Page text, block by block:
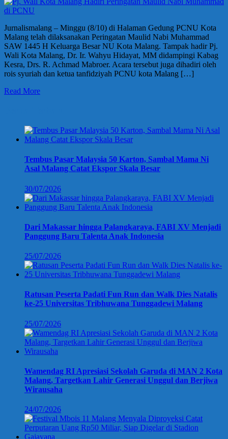
Jurnalismalang – Minggu (8/10) di Halaman Gedung PCNU Kota
Malang telah dilaksanakan Peringatan Maulid Nabi Muhammad
SAW 1445 H Keluarga Besar NU Kota Malang. Tampak hadir Pj.
Wali Kota Malang, Dr. Ir. Wahyu Hidayat, MM didampingi Kabag
Kesra, Drs. R. Achmad Mabroer. Acara tersebut juga dihadiri oleh
rois syuriah dan ketua tanfidziyah PCNU kota Malang […]
Read More
Tembus Pasar Malaysia 50 Karton, Sambal Mama Ni
Asal Malang Catat Ekspor Skala Besar
30/07/2026
Dari Makassar hingga Palangkaraya, FABI XV Menjadi
Panggung Baru Talenta Anak Indonesia
25/07/2026
Ratusan Peserta Padati Fun Run dan Walk Dies Natalis
ke-25 Universitas Tribhuwana Tunggadewi Malang
25/07/2026
Wamendag RI Apresiasi Sekolah Garuda di MAN 2 Kota
Malang, Targetkan Lahir Generasi Unggul dan Berjiwa
Wirausaha
24/07/2026